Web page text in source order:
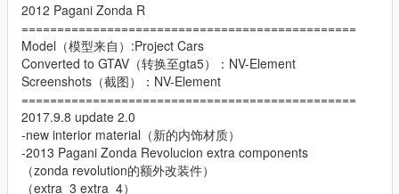
2012 Pagani Zonda R
===============================================
Model（模型来自）:Project Cars
Converted to GTAV（转换至gta5）：NV-Element
Screenshots（截图）：NV-Element
===============================================
2017.9.8 update 2.0
-new interior material（新的内饰材质）
-2013 Pagani Zonda Revolucion extra components
（zonda revolution的额外改装件）
（extra_3 extra_4）